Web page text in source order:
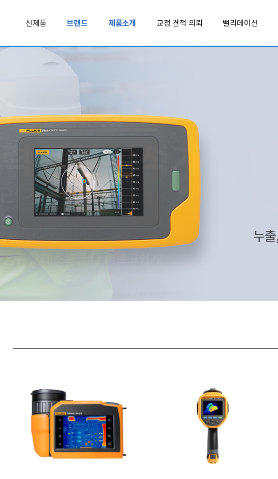
신제품
보호용 EVA 하드 공구 케이스
LynxPro-RH
온/습도 데이터로거
브랜드
EXPERT DAQ
FLUKE CALIBRATION
FLUKE NETWORKS
FLUKE PROCESS INSTUMENTS
GEO CALIBRATION
GRAPHTEC
GWINSTEK
HOYTEK
LABO
MultiTech
NK TECHNOLOGIES
OHM-LABS
PENDULUM
QUECTEL
RALSTON INSTRUMENTS
제품소개
휴대형 계측기 벤치형 계측기
온도센서 전류센서/트랜스듀서
교정 견적 의뢰 밸리데이션
Digi XBee 에코시스템 정보통신 성능점검 등록장비, 추천제품